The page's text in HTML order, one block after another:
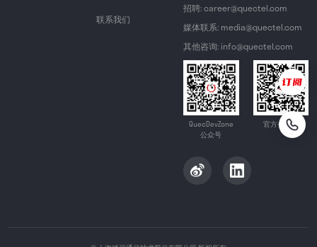
联系我们
招聘: career@quectel.com
媒体联系: media@quectel.com
其他咨询: info@quectel.com
QuecDevZone
公众号
官方公众号